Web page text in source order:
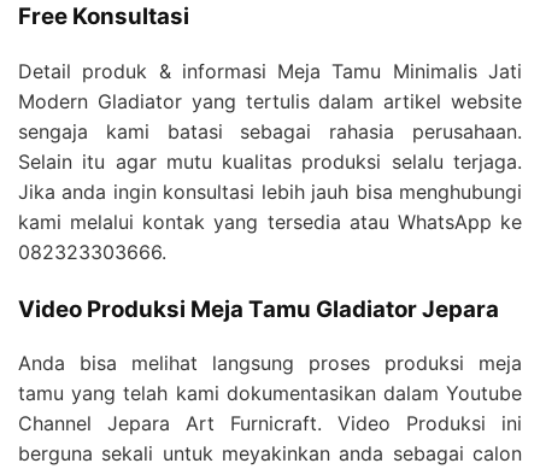
Free Konsultasi
Detail produk & informasi Meja Tamu Minimalis Jati
Modern Gladiator yang tertulis dalam artikel website
sengaja kami batasi sebagai rahasia perusahaan.
Selain itu agar mutu kualitas produksi selalu terjaga.
Jika anda ingin konsultasi lebih jauh bisa menghubungi
kami melalui kontak yang tersedia atau WhatsApp ke
082323303666.
Video Produksi Meja Tamu Gladiator Jepara
Anda bisa melihat langsung proses produksi meja
tamu yang telah kami dokumentasikan dalam Youtube
Channel Jepara Art Furnicraft. Video Produksi ini
berguna sekali untuk meyakinkan anda sebagai calon